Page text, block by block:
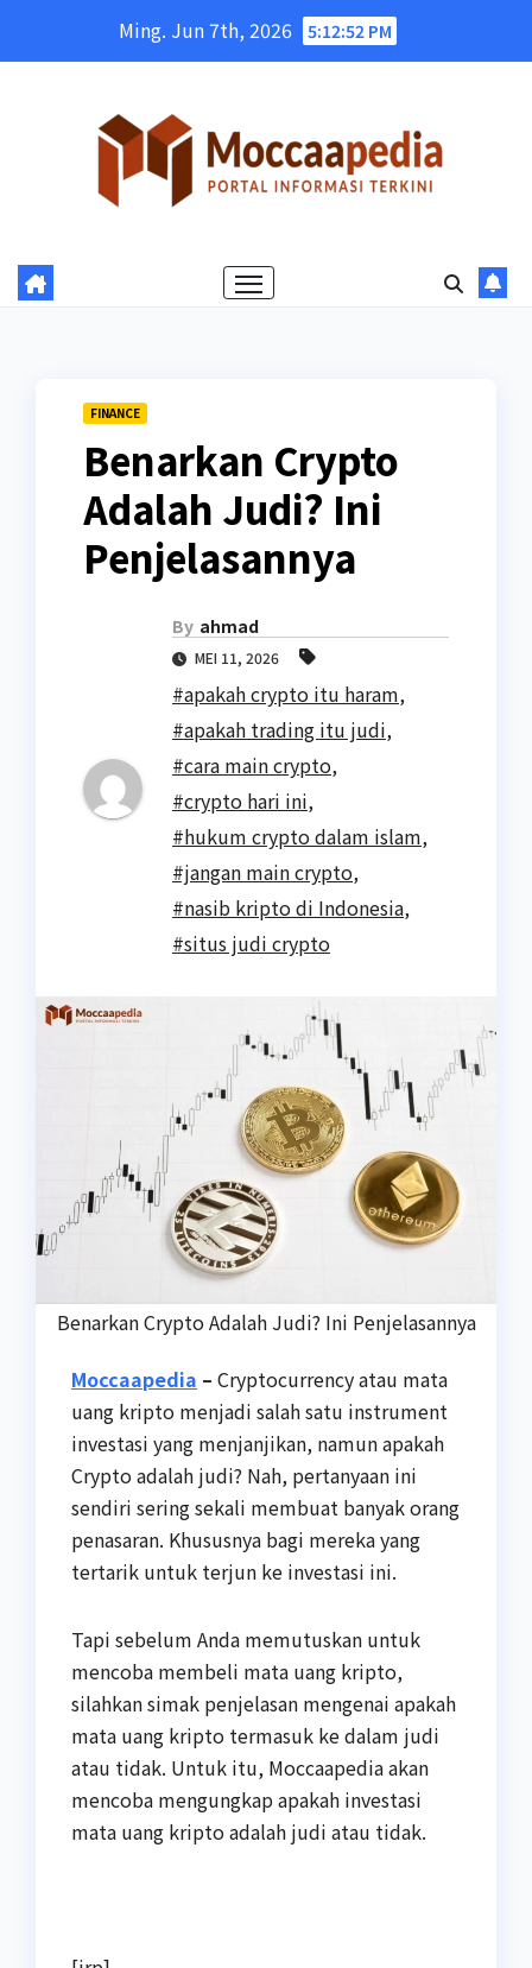
Ming. Jun 7th, 2026 5:12:53 PM
FINANCE
Benarkan Crypto
Adalah Judi? Ini
Penjelasannya
By ahmad
MEI 11, 2026
#apakah crypto itu haram,
#apakah trading itu judi,
#cara main crypto,
#crypto hari ini,
#hukum crypto dalam islam,
#jangan main crypto,
#nasib kripto di Indonesia,
#situs judi crypto
Benarkan Crypto Adalah Judi? Ini Penjelasannya
Moccaapedia – Cryptocurrency atau mata
uang kripto menjadi salah satu instrument
investasi yang menjanjikan, namun apakah
Crypto adalah judi? Nah, pertanyaan ini
sendiri sering sekali membuat banyak orang
penasaran. Khususnya bagi mereka yang
tertarik untuk terjun ke investasi ini.
Tapi sebelum Anda memutuskan untuk
mencoba membeli mata uang kripto,
silahkan simak penjelasan mengenai apakah
mata uang kripto termasuk ke dalam judi
atau tidak. Untuk itu, Moccaapedia akan
mencoba mengungkap apakah investasi
mata uang kripto adalah judi atau tidak.